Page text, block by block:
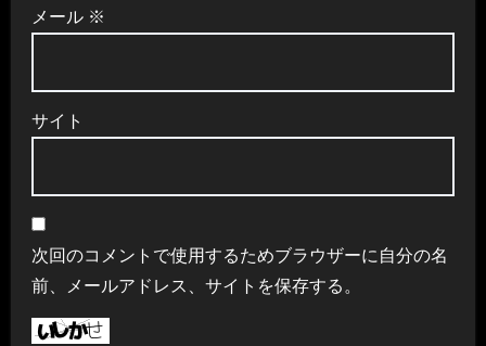
メール ※
サイト
次回のコメントで使用するためブラウザーに自分の名
前、メールアドレス、サイトを保存する。